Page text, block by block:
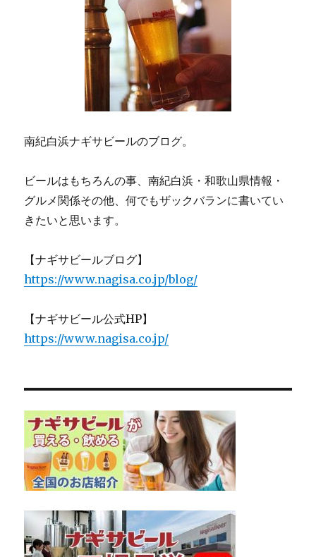
南紀白浜ナギサビールのブログ。
ビールはもちろんの事、南紀白浜・和歌山県情報・
グルメ関係その他、何でもザックバランに書いてい
きたいと思います。
【ナギサビールブログ】
https://www.nagisa.co.jp/blog/
【ナギサビール公式HP】
https://www.nagisa.co.jp/